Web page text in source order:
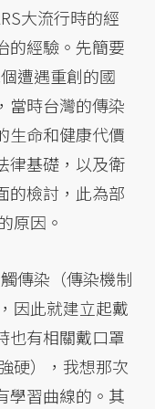
大流行時的經
的經驗。先簡要
遭遇重創的國
當時台灣的傳染
生命和健康代價
律基礎，以及衛
的檢討，此為部
原因。
傳染（傳染機制
因此就建立起戴
也有相關戴口罩
硬），我想那次
學習曲線的。其